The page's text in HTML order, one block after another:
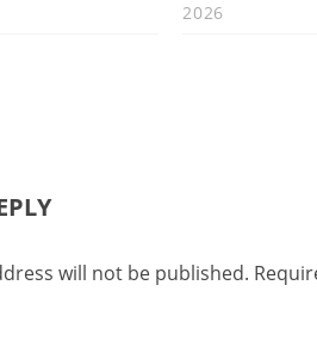
2026
will not be published.